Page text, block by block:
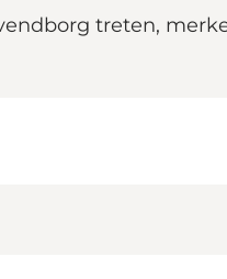
treten,